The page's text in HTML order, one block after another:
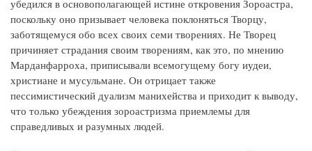
убедился в основополагающей истине откровения Зороастра,
поскольку оно призывает человека поклоняться Творцу,
заботящемуся обо всех своих семи творениях. Не Творец
причиняет страдания своим творениям, как это, по мнению
Марданфарроха, приписывали всемогущему богу иудеи,
христиане и мусульмане. Он отрицает также
пессимистический дуализм манихейства и приходит к выводу,
что только убеждения зороастризма приемлемы для
справедливых и разумных людей.